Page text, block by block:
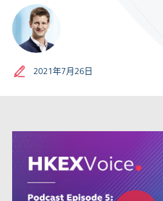
2021年7月26日